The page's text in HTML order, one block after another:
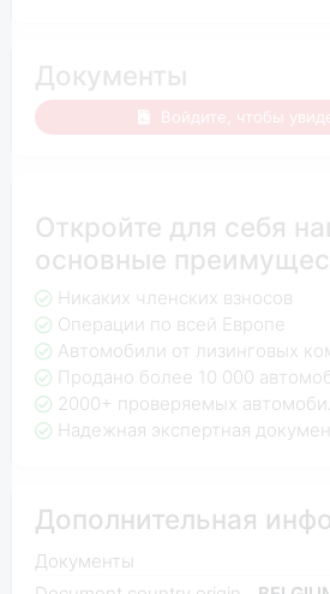
Документы
Войдите, чтобы
Откройте для себя
основные
Никаких членских взносов
Операции по всей Европе
Автомобили от лизинговых
Продано более 10 000
2000+ проверяемых
Надежная экспертная
Дополнительная
Документы